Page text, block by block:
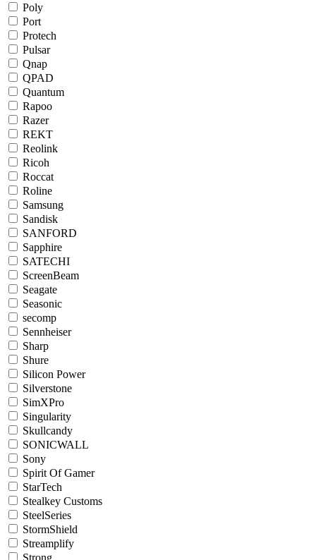
Poly
Port
Protech
Pulsar
Qnap
QPAD
Quantum
Rapoo
Razer
REKT
Reolink
Ricoh
Roccat
Roline
Samsung
Sandisk
SANFORD
Sapphire
SATECHI
ScreenBeam
Seagate
Seasonic
secomp
Sennheiser
Sharp
Shure
Silicon Power
Silverstone
SimXPro
Singularity
Skullcandy
SONICWALL
Sony
Spirit Of Gamer
StarTech
Stealkey Customs
SteelSeries
StormShield
Streamplify
Strong